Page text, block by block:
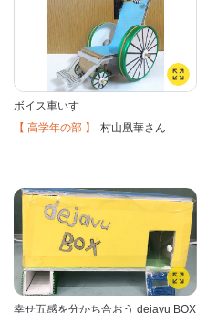
ボイス車いす
【 高学年の部 】 村山凰華さん
幸せ五感を分かち合おう dejavu BOX